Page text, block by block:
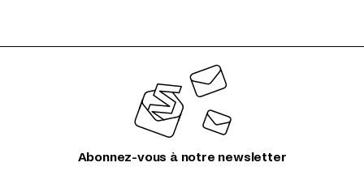
Abonnez-vous à notre newsletter